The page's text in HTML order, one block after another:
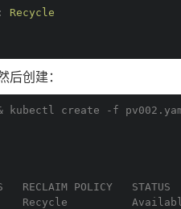
Recycle
后创建：
kubectl create -f
RECLAIM POLICY
Recycle